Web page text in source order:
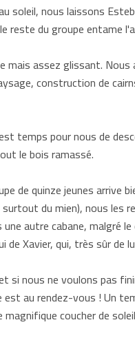
soleil, nous laissons
reste du groupe entame
mais assez glissant.
construction de
temps pour nous de
le bois ramassé.
de quinze jeunes
du mien), nous les
autre cabane, malgré
Xavier, qui, très sûr de
si nous ne voulons pas
au rendez-vous ! Un
coucher de